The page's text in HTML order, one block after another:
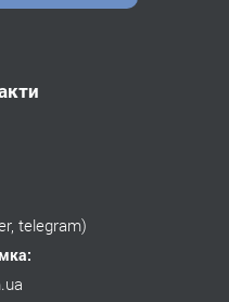
telegram)